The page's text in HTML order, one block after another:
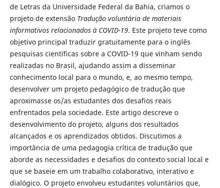
de Letras da Universidade Federal da Bahia, criamos o
projeto de extensão Tradução voluntária de materiais
informativos relacionados à COVID-19. Este projeto teve como
objetivo principal traduzir gratuitamente para o inglês
pesquisas científicas sobre a COVID-19 que vinham sendo
realizadas no Brasil, ajudando assim a disseminar
conhecimento local para o mundo, e, ao mesmo tempo,
desenvolver um projeto pedagógico de tradução que
aproximasse os/as estudantes dos desafios reais
enfrentados pela sociedade. Este artigo descreve o
desenvolvimento do projeto, alguns dos resultados
alcançados e os aprendizados obtidos. Discutimos a
importância de uma pedagogia crítica de tradução que
aborde as necessidades e desafios do contexto social local e
que se baseie em um trabalho colaborativo, interativo e
dialógico. O projeto envolveu estudantes voluntários que,